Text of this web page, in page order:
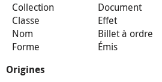
Collection
Document
Classe
Effet
Nom
Billet à ordre
Forme
Émis
Origines